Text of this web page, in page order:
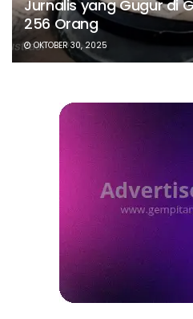
Jurnalis yang Gugur di
256 Orang
OKTOBER 30, 2025